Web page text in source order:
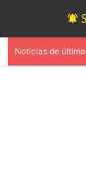
Noticias de